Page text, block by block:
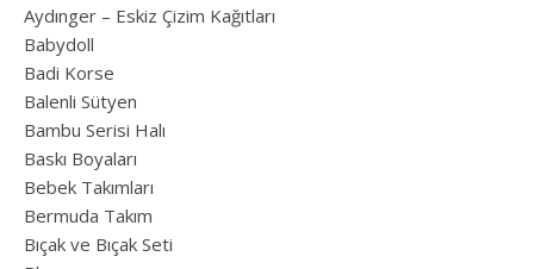
Aydınger – Eskiz Çizim Kağıtları
Babydoll
Badi Korse
Balenli Sütyen
Bambu Serisi Halı
Baskı Boyaları
Bebek Takımları
Bermuda Takım
Bıçak ve Bıçak Seti